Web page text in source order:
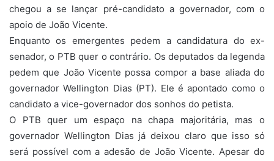
chegou a se lançar pré-candidato a governador, com o
apoio de João Vicente.
Enquanto os emergentes pedem a candidatura do ex-
senador, o PTB quer o contrário. Os deputados da legenda
pedem que João Vicente possa compor a base aliada do
governador Wellington Dias (PT). Ele é apontado como o
candidato a vice-governador dos sonhos do petista.
O PTB quer um espaço na chapa majoritária, mas o
governador Wellington Dias já deixou claro que isso só
será possível com a adesão de João Vicente. Apesar do